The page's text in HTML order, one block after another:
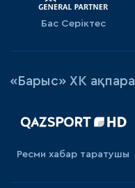
Бас Серіктес
«Барыс» ХК
Ресми хабар таратушы